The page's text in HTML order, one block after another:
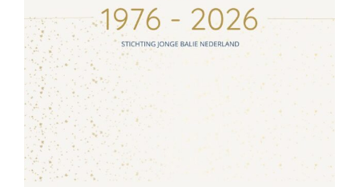
Lustrum Save the Date
Niet gecategoriseerd